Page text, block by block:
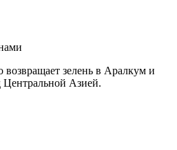
зелень в Аралкум и
Центральной Азией.